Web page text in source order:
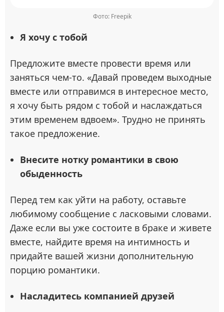
Фото: Freepik
Я хочу с тобой
Предложите вместе провести время или
заняться чем-то. «Давай проведем выходные
вместе или отправимся в интересное место,
я хочу быть рядом с тобой и наслаждаться
этим временем вдвоем». Трудно не принять
такое предложение.
Внесите нотку романтики в свою
обыденность
Перед тем как уйти на работу, оставьте
любимому сообщение с ласковыми словами.
Даже если вы уже состоите в браке и живете
вместе, найдите время на интимность и
придайте вашей жизни дополнительную
порцию романтики.
Насладитесь компанией друзей